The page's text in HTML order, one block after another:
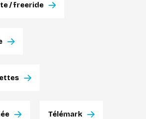
/ freeride
Télémark